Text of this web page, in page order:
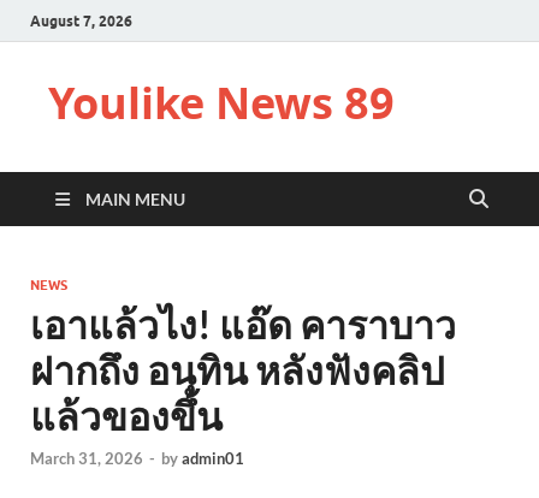
August 7, 2026
Youlike News 89
MAIN MENU
NEWS
เอาแล้วไง! แอ๊ด คาราบาว
ฝากถึง อนุทิน หลังฟังคลิป
แล้วของขึ้น
March 31, 2026 - byadmin01